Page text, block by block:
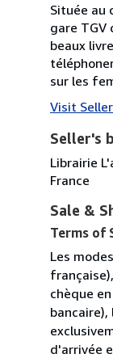
Située au
gare TGV
beaux
sur les
Visit
Seller's
Librairie
France
Sale &
Terms of
Les
chèque
d'arrivée